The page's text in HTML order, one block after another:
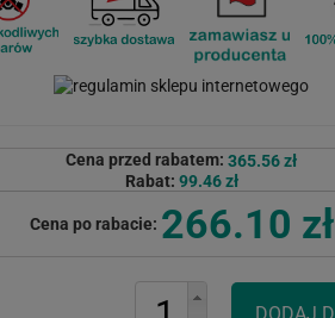
Cena przed rabatem: 365.56 zł
Rabat: 99.46 zł
Cena po rabacie: 266.10 zł